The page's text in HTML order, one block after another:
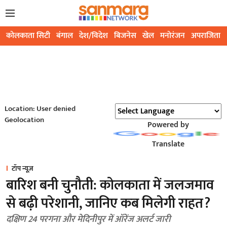
कोलकाता सिटी बंगाल देश/विदेश बिजनेस खेल मनोरंजन अपराजिता
Location: User denied
Geolocation
Powered by
Translate
टॉप न्यूज़
बारिश बनी चुनौती: कोलकाता में जलजमाव
से बढ़ी परेशानी, जानिए कब मिलेगी राहत?
दक्षिण 24 परगना और मेदिनीपुर में ऑरेंज अलर्ट जारी